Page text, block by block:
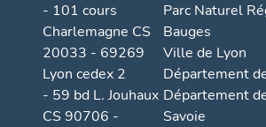
- 101 cours
Charlemagne CS
20033 - 69269
Lyon cedex 2
- 59 bd L. Jouhaux
CS 90706 -
Parc Naturel
Bauges
Ville de Lyon
Département
Département
Savoie